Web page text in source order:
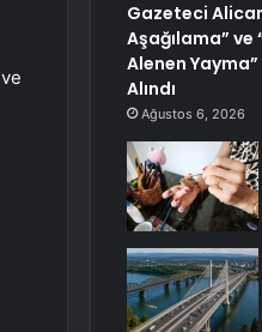
Gazeteci
Aşağılama” ve
Alenen
Alındı
Ağustos 6, 2026